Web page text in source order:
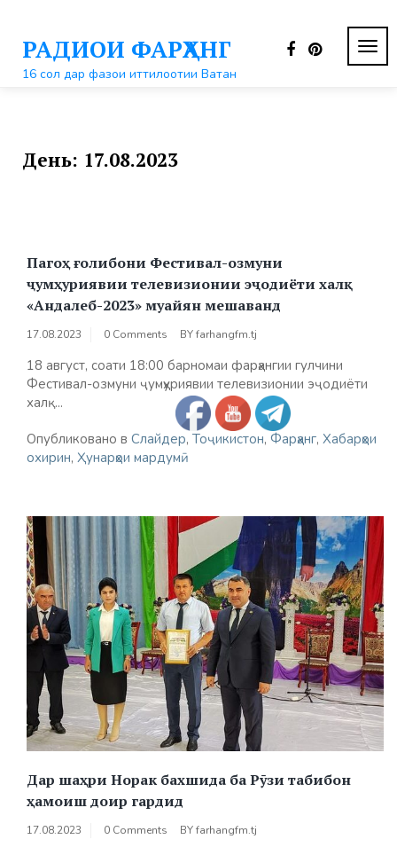
контентуРАДИОИ ФАРҲАНГ
16 сол дар фазои иттилоотии Ватан
День: 17.08.2023
Пагоҳ ғолибони Фестивал-озмуни
ҷумҳуриявии телевизионии эҷодиёти халқ
«Андалеб-2023» муайян мешаванд
17.08.2023 0 Comments BYfarhangfm.tj
18 август, соати 18:00 барномаи фарҳангии гулчини
Фестивал-озмуни ҷумҳуриявии телевизионии эҷодиёти
халқ...
Опубликовано в Слайдер, Тоҷикистон, Фарҳанг, Хабарҳои
охирин, Ҳунарҳои мардумӣ
Дар шаҳри Норак бахшида ба Рӯзи табибон
ҳамоиш доир гардид
17.08.2023 0 Comments BYfarhangfm.tj